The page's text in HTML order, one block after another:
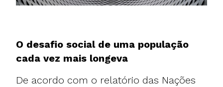
O desafio social de uma população
cada vez mais longeva
De acordo com o relatório das Nações